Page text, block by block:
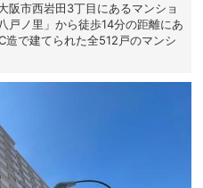
阪市西岩田3丁目にあるマンショ
戸ノ里」から徒歩14分の距離にあ
造で建てられた全512戸のマンシ